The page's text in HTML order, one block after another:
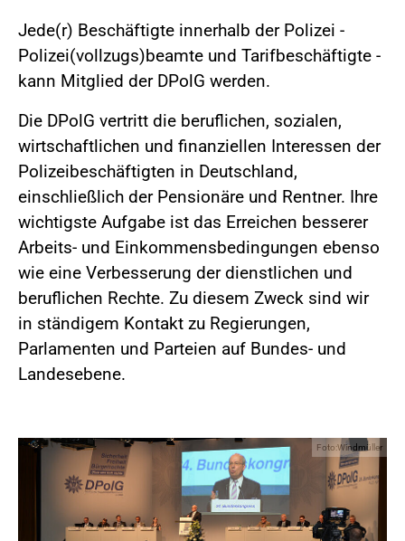
Jede(r) Beschäftigte innerhalb der Polizei -
Polizei(vollzugs)beamte und Tarifbeschäftigte -
kann Mitglied der DPolG werden.
Die DPolG vertritt die beruflichen, sozialen,
wirtschaftlichen und finanziellen Interessen der
Polizeibeschäftigten in Deutschland,
einschließlich der Pensionäre und Rentner. Ihre
wichtigste Aufgabe ist das Erreichen besserer
Arbeits- und Einkommensbedingungen ebenso
wie eine Verbesserung der dienstlichen und
beruflichen Rechte. Zu diesem Zweck sind wir
in ständigem Kontakt zu Regierungen,
Parlamenten und Parteien auf Bundes- und
Landesebene.
Foto:Windmüller